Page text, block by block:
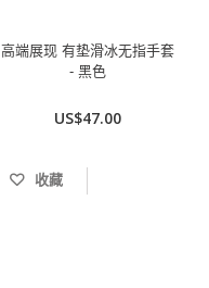
高端展现 有垫滑冰无指手套
- 黑色
US$47.00
收藏